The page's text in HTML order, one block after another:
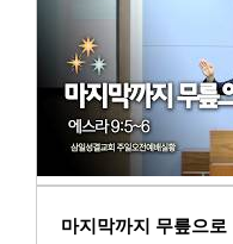
마지막까지 무릎으로